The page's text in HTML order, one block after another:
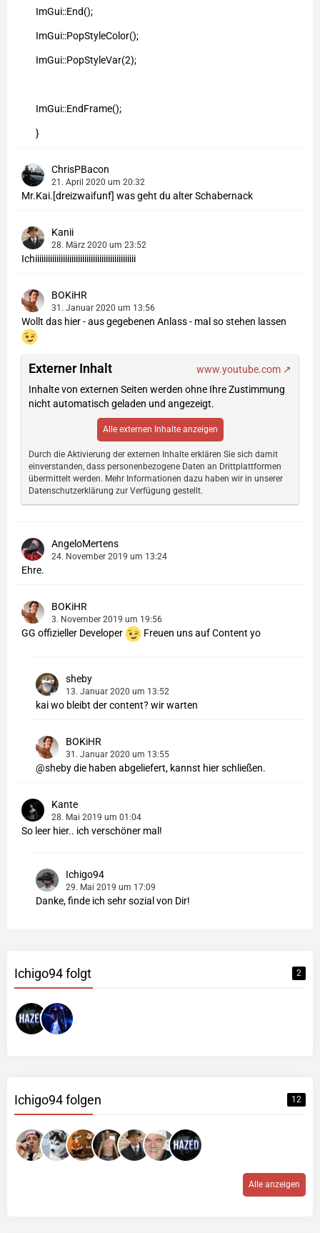
ImGui::End();
ImGui::PopStyleColor();
ImGui::PopStyleVar(2);
ImGui::EndFrame();
}
ChrisPBacon
21. April 2020 um 20:32
Mr.Kai.[dreizwaifunf] was geht du alter Schabernack
Kanii
28. März 2020 um 23:52
Ichiiiiiiiiiiiiiiiiiiiiiiiiiiiiiiiiiiiiiiiiiiiiiii
BOKiHR
31. Januar 2020 um 13:56
Wollt das hier - aus gegebenen Anlass - mal so stehen lassen
Externer Inhalt
www.youtube.com
Inhalte von externen Seiten werden ohne Ihre Zustimmung
nicht automatisch geladen und angezeigt.
Alle externen Inhalte anzeigen
Durch die Aktivierung der externen Inhalte erklären Sie sich damit
einverstanden, dass personenbezogene Daten an Drittplattformen
übermittelt werden. Mehr Informationen dazu haben wir in unserer
Datenschutzerklärung zur Verfügung gestellt.
AngeloMertens
24. November 2019 um 13:24
Ehre.
BOKiHR
3. November 2019 um 19:56
GG offizieller Developer Freuen uns auf Content yo
sheby
13. Januar 2020 um 13:52
kai wo bleibt der content? wir warten
BOKiHR
31. Januar 2020 um 13:55
@sheby die haben abgeliefert, kannst hier schließen.
Kante
28. Mai 2019 um 01:04
So leer hier.. ich verschöner mal!
Ichigo94
29. Mai 2019 um 17:09
Danke, finde ich sehr sozial von Dir!
Ichigo94 folgt 2
Ichigo94 folgen 12
Alle anzeigen